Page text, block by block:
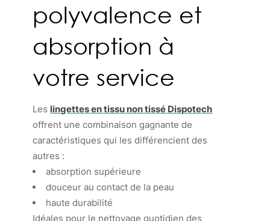
polyvalence et
absorption à
votre service
Les lingettes en tissu non tissé Dispotech
offrent une combinaison gagnante de
caractéristiques qui les différencient des
autres :
absorption supérieure
douceur au contact de la peau
haute durabilité
Idéales pour le nettoyage quotidien des